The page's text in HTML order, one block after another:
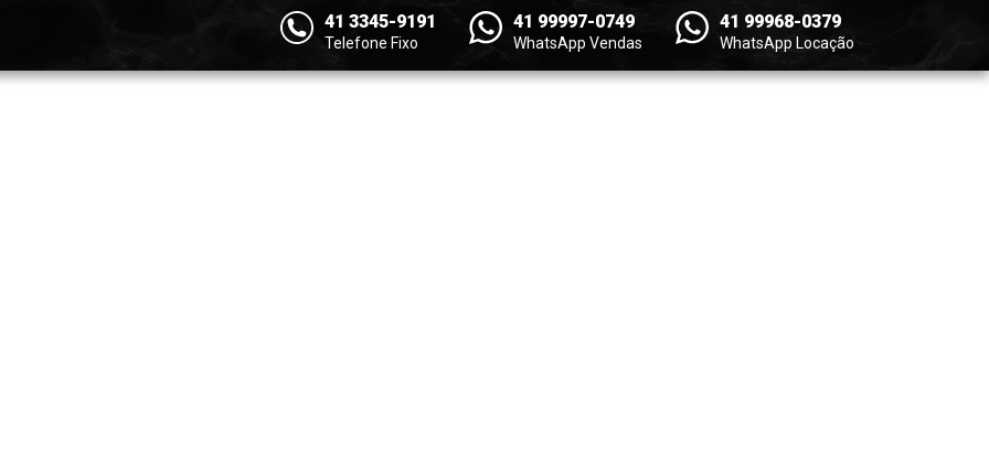
41 3345-9191
Telefone Fixo
41 99997-0749
WhatsApp Vendas
41 99968-0379
WhatsApp Locação